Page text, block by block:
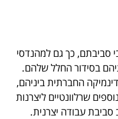
סביבתם, כך גם למהנדסי
בסידור החלל שלהם.
החברתית ביניהם,
שרלוונטיים ליצרנות
עבודה יצרנית.